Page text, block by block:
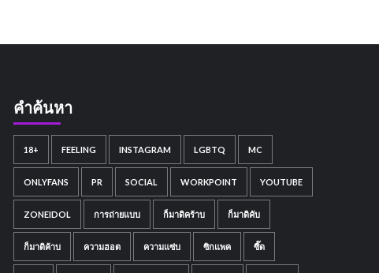
คำค้นหา
18+ FEELING INSTAGRAM LGBTQ MC
ONLYFANS PR SOCIAL WORKPOINT YOUTUBE
ZONEIDOL การถ่ายแบบ ก็มาดิคร้าบ ก็มาดิคับ
ก็มาดิค้าบ ความฮอต ความแซ่บ ซิกแพค ซี๊ด